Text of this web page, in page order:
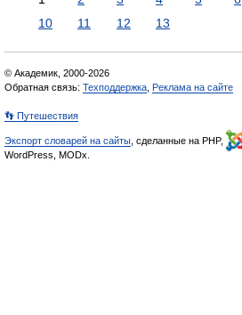
10
11 12 13
© Академик, 2000-2026
Обратная связь: Техподдержка Реклама на сайте
👣 Путешествия
Экспорт словарей на сайты , сделанные на PHP,
WordPress, MODx.